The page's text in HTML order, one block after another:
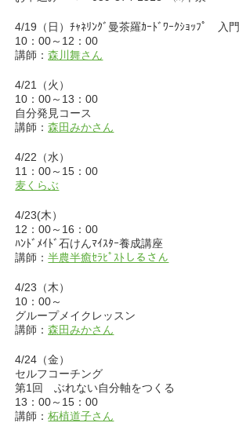
4/19（日）ﾁｬﾈﾘﾝｸﾞ曼茶羅ｶｰﾄﾞﾜｰｸｼｮｯﾌﾟ 入
10：00～12：00
講師：森川舞さん
4/21（火）
10：00～13：00
自分発見コース
講師：森田みかさん
4/22（水）
11：00～15：00
麦くらぶ
4/23(木）
12：00～16：00
ﾊﾝﾄﾞﾒｲﾄﾞ石けんﾏｲｽﾀｰ養成講座
講師：半農半癒ｾﾗﾋﾟｽﾄしるさん
4/23（木）
10：00～
グループメイクレッスン
講師：森田みかさん
4/24（金）
セルフコーチング
第1回 ぶれない自分軸をつくる
13：00～15：00
講師：柘植道子さん